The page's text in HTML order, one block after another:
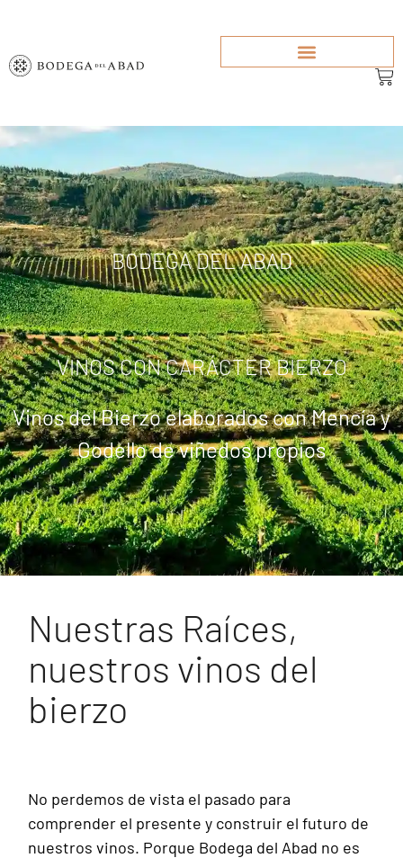
Inicio
BODEGA DEL ABAD
VINOS CON CARÁCTER BIERZO
Vinos del Bierzo elaborados con Mencía y
Godello de viñedos propios
Vinos del Bierzo elaborados con Mencía y
Godello de viñedos propios
Nuestras Raíces,
nuestros vinos del
bierzo
No perdemos de vista el pasado para
comprender el presente y construir el futuro de
nuestros vinos. Porque Bodega del Abad no es